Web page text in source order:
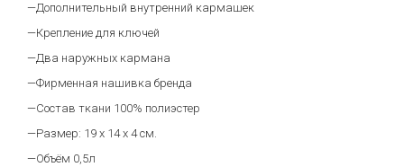
—Дополнительный внутренний кармашек
—Крепление для ключей
—Два наружных кармана
—Фирменная нашивка бренда
—Состав ткани 100% полиэстер
—Размер: 19 х 14 х 4 см.
—Объём 0,5л